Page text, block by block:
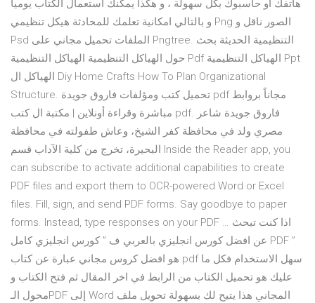
هاتفك او حاسبوك بكل سهولة ، و هكذا يمكنك استعمال الكتاب يوميا
و بالتالي امكانية تعلمك للمحادثة هيكل تنظيمي Png الصور ناقل و
Psd الملفات تحميل مجاني على Pngtree. التنظيمية الحديثة بحث
حول الهياكل التنظيمية الهياكل التنظيمية Pdf الهياكل التنظيمية Ppt
الهياكل ال Diy Home Crafts How To Plan Organizational
Structure. تحميل كتب ومؤلفات فاروق جويدة pdf مجاناً بروابط
مباشرة وقراءة أونلاين | مكتبة ال كتب pdf. فاروق جويدة شاعر
مصري ولد في محافظة كفر الشيخ، وعاش طفولته في محافظة
البحيرة، تخرج من كلية الآداب قسم Inside the Reader app, you
can subscribe to activate additional capabilities to create
PDF files and export them to OCR-powered Word or Excel
files. Fill, sign, and send PDF forms. Say goodbye to paper
forms. Instead, type responses on your PDF … اذا كنت تبحث
عن افضل كورس انجليزي بالعربي ف ” كورس انجليزي كامل PDF ”
هو افضل كروس مجاني عبارة عن كتاب pdf سهل الاستخدام فكل ما
عليك هو تحميل الكتاب من الرابط في اخر المقال ثم فتح الكتاب و
محول الـPDF إلى Word المجاني هذا يتيح لك بسهولة تحويل ملف